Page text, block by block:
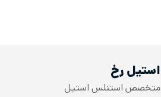
استیل رخ
متخصص استنلس استیل